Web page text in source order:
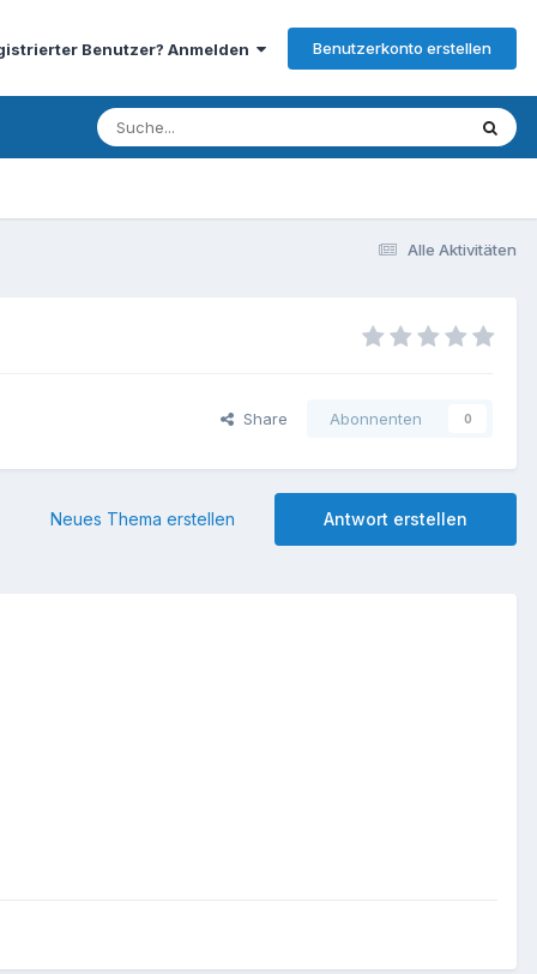
Benutzer? Anmelden Benutzerkonto erstellen
Alle Aktivitäten
Share Abonnenten 0
Antwort erstellen
Neues Thema erstellen